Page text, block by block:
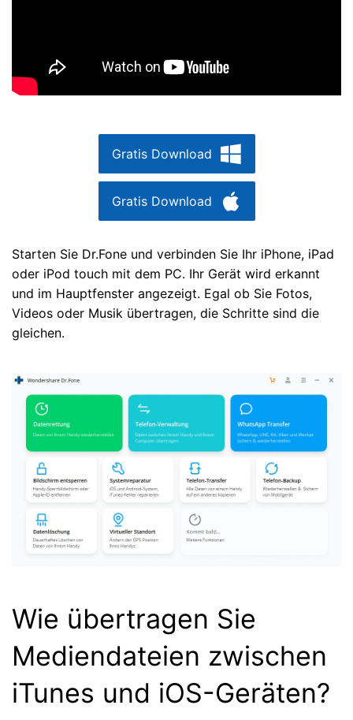
Gratis Download
Gratis Download
Starten Sie Dr.Fone und verbinden Sie Ihr iPhone, iPad
oder iPod touch mit dem PC. Ihr Gerät wird erkannt
und im Hauptfenster angezeigt. Egal ob Sie Fotos,
Videos oder Musik übertragen, die Schritte sind die
gleichen.
Wie übertragen Sie
Mediendateien zwischen
iTunes und iOS-Geräten?